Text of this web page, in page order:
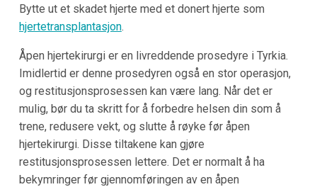
Bytte ut et skadet hjerte med et donert hjerte som
hjertetransplantasjon.
Åpen hjertekirurgi er en livreddende prosedyre i Tyrkia.
Imidlertid er denne prosedyren også en stor operasjon,
og restitusjonsprosessen kan være lang. Når det er
mulig, bør du ta skritt for å forbedre helsen din som å
trene, redusere vekt, og slutte å røyke før åpen
hjertekirurgi. Disse tiltakene kan gjøre
restitusjonsprosessen lettere. Det er normalt å ha
bekymringer før gjennomføringen av en åpen